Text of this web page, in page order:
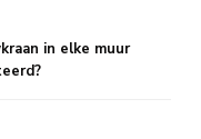
in elke muur